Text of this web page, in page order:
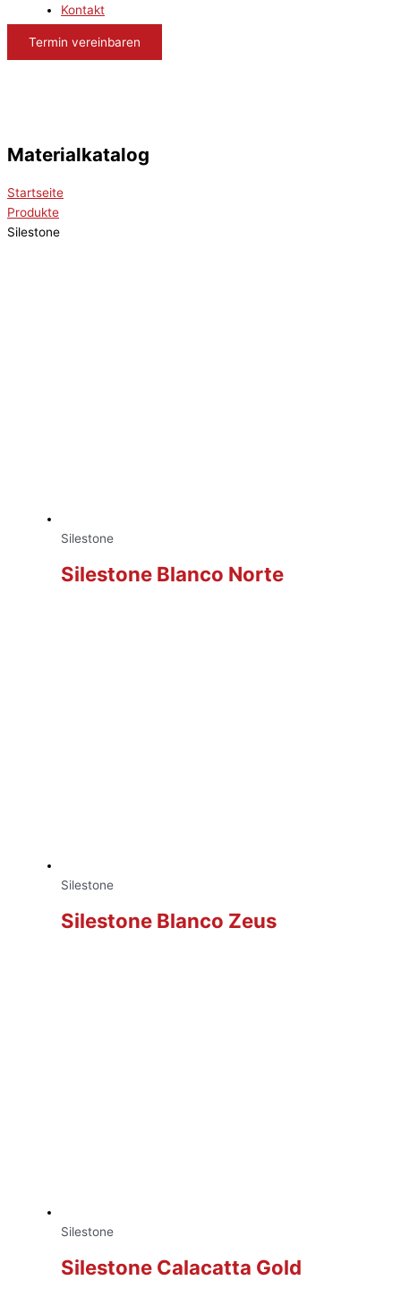
Kontakt
Termin vereinbaren
Materialkatalog
Startseite
Produkte
Silestone
Silestone
Silestone Blanco Norte
Silestone
Silestone Blanco Zeus
Silestone
Silestone Calacatta Gold